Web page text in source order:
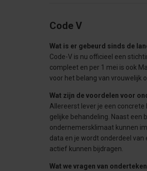
Code V
Wat is er gebeurd sinds de
Code-V is nu officieel een
compleet en per 1 mei is ook
voor het belang van vrouwelijk
Wat zijn de voordelen voor
Allereerst lever je een concrete
gelijke behandeling. Naast een
ondernemersklimaat kunnen
data en je wordt onderdeel
actief kunnen bijdragen.
Wat we vragen van